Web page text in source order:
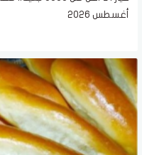
أغسطس 2026